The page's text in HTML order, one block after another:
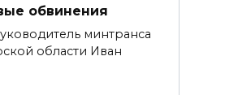
обвинения
минтранса
области Иван